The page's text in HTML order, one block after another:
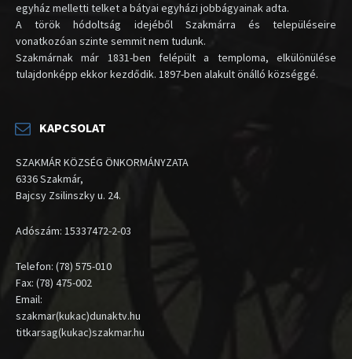
egyház melletti telket a bátyai egyházi jobbágyainak adta.
A török hódoltság idejéből Szakmárra és településeire
vonatkozóan szinte semmit nem tudunk.
Szakmárnak már 1831-ben felépült a temploma, elkülönülése
tulajdonképp ekkor kezdődik. 1897-ben alakult önálló községgé.
KAPCSOLAT
SZAKMÁR KÖZSÉG ÖNKORMÁNYZATA
6336 Szakmár,
Bajcsy Zsilinszky u. 24.
Adószám: 15337472-2-03
Telefon: (78) 575-010
Fax: (78) 475-002
Email:
szakmar(kukac)dunaktv.hu
titkarsag(kukac)szakmar.hu